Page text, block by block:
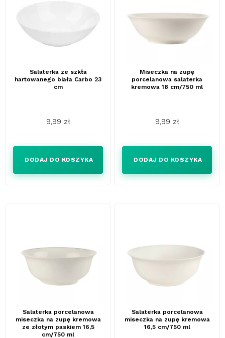
Salaterka ze szkła
hartowanego biała Carbo 23
cm
9,99 zł
DODAJ DO KOSZYKA
Miseczka na zupę
porcelanowa salaterka
kremowa 18 cm/750 ml
9,99 zł
DODAJ DO KOSZYKA
Salaterka porcelanowa
miseczka na zupę kremowa
ze złotym paskiem 16,5
cm/750 ml
Salaterka porcelanowa
miseczka na zupę kremowa
16,5 cm/750 ml